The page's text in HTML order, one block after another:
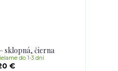
sklopná, čierna
€
do 1-3 dní